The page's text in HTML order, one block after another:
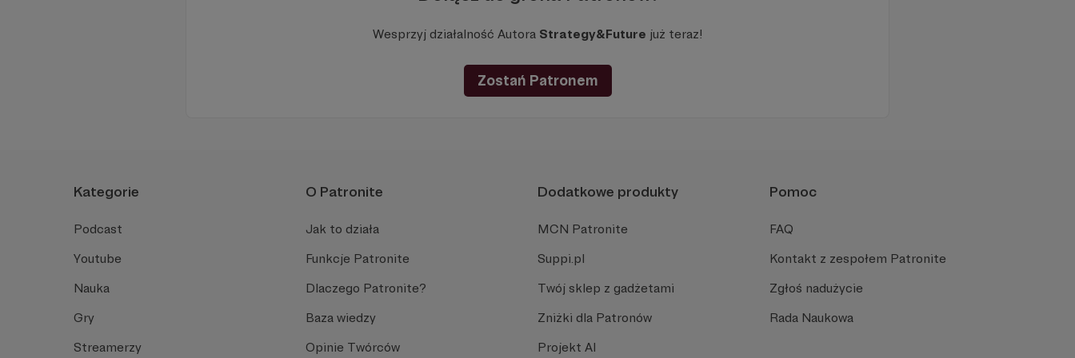
Wesprzyj działalność Autora Strategy&Future już teraz!
Zostań Patronem
Kategorie
Podcast
Youtube
Nauka
Gry
Streamerzy
O Patronite
Jak to działa
Funkcje Patronite
Dlaczego Patronite?
Baza wiedzy
Opinie Twórców
Dodatkowe produkty
MCN Patronite
Suppi.pl
Twój sklep z gadżetami
Zniżki dla Patronów
Projekt AI
Pomoc
FAQ
Kontakt z zespołem Patronite
Zgłoś nadużycie
Rada Naukowa